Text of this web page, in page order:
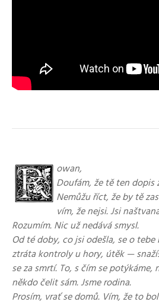
owan,
Doufám, že tě ten dopis
Nemůžu říct, že by tě
vím, že nejsi. Jsi
Rozumím. Nic už nedává smysl.
Od té doby, co jsi odešla, se o tebe
ztráta kontroly u hory, útěk —
se za smrtí. To, s čím se potýkáme,
někdo čelit sám. Jsme rodina.
Prosím, vrať se domů. Vím, že to